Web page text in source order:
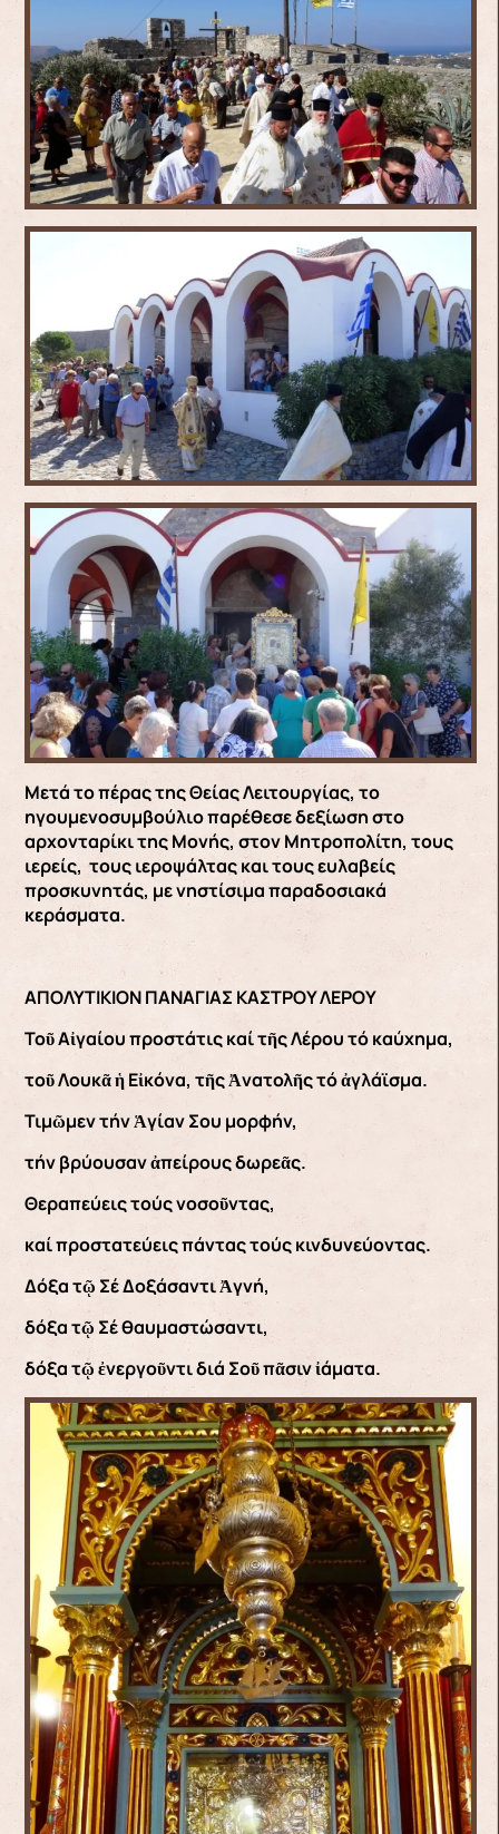
Μετά το πέρας της Θείας Λειτουργίας, το
ηγουμενοσυμβούλιο παρέθεσε δεξίωση στο
αρχονταρίκι της Μονής, στον Μητροπολίτη, τους
ιερείς, τους ιεροψάλτας και τους ευλαβείς
προσκυνητάς, με νηστίσιμα παραδοσιακά
κεράσματα.
ΑΠΟΛΥΤΙΚΙΟΝ ΠΑΝΑΓΙΑΣ ΚΑΣΤΡΟΥ ΛΕΡΟΥ
Τοῦ Αἰγαίου προστάτις καί τῆς Λέρου τό καύχημα,
τοῦ Λουκᾶ ἡ Εἰκόνα, τῆς Ἀνατολῆς τό ἀγλάϊσμα.
Τιμῶμεν τήν Ἁγίαν Σου μορφήν,
τήν βρύουσαν ἀπείρους δωρεᾶς.
Θεραπεύεις τούς νοσοῦντας,
καί προστατεύεις πάντας τούς κινδυνεύοντας.
Δόξα τῷ Σέ Δοξάσαντι Ἀγνή,
δόξα τῷ Σέ θαυμαστώσαντι,
δόξα τῷ ἐνεργοῦντι διά Σοῦ πᾶσιν ἰάματα.